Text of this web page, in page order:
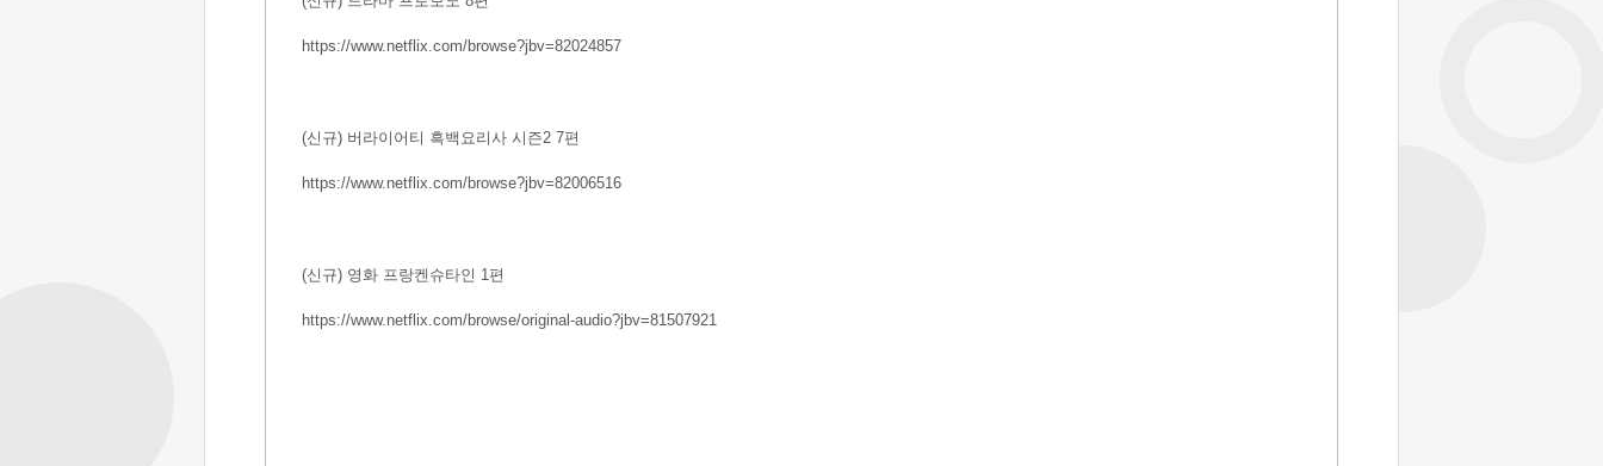
https://www.netflix.com/browse?jbv=82024857
(신규) 버라이어티 흑백요리사 시즌2 7편
https://www.netflix.com/browse?jbv=82006516
(신규) 영화 프랑켄슈타인 1편
https://www.netflix.com/browse/original-audio?jbv=81507921